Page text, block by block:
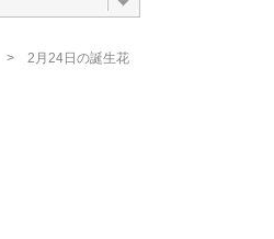
> 2月24日の誕生花